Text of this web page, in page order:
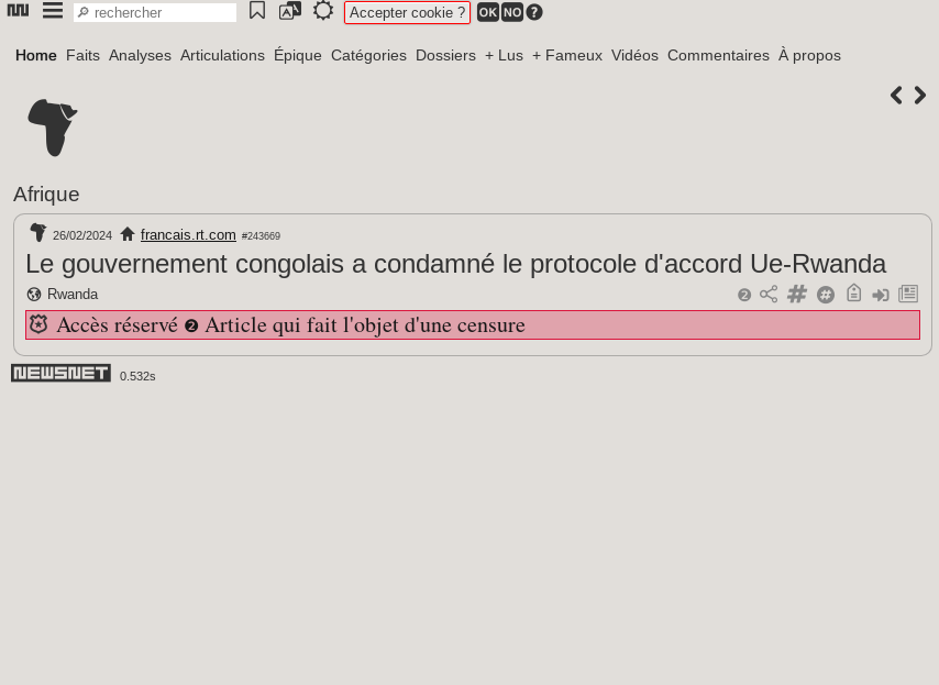
Accepter cookie ?
Home Faits Analyses Articulations Épique Catégories Dossiers + Lus + Fameux Vidéos Commentaires À propos
Afrique
26/02/2024 francais.rt.com #243669
Le gouvernement congolais a condamné le protocole d'accord Ue-Rwanda
❷
Rwanda
Accès réservé ❷ Article qui fait l'objet d'une censure
0.532s